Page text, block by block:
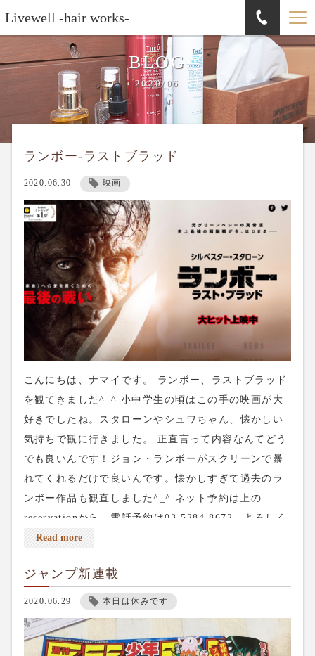
Livewell -hair works-
BLOG
2020/06
ランボー-ラストブラッド
2020.06.30 映画
こんにちは、ナマイです。 ランボー、ラストブラッド
を観てきました^_^ 小中学生の頃はこの手の映画が大
好きでしたね。スタローンやシュワちゃん、懐かしい
気持ちで観に行きました。 正直言って内容なんてどう
でも良いんです！ジョン・ランボーがスクリーンで暴
れてくれるだけで良いんです。懐かしすぎて過去のラ
ンボー作品も観直しました^_^ ネット予約は上の
reservationから、電話予約は03-5284-8672、よろしく
お願いします。
Read more
ジャンプ新連載
2020.06.29 本日は休みです